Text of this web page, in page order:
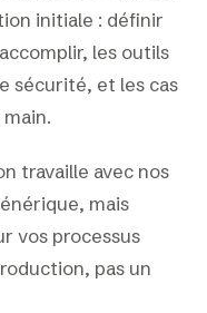
initiale : définir
les outils
sécurité, et les cas
travaille avec nos
mais
vos processus
pas un